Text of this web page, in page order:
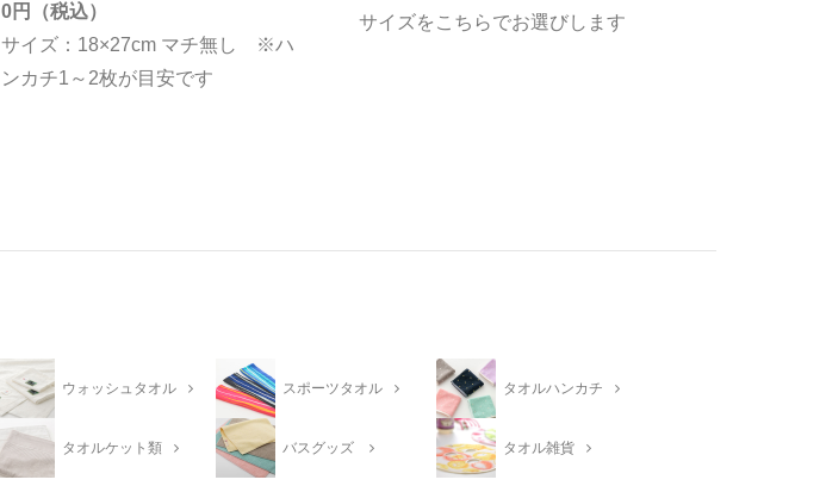
サイズ：18×27cm マチ無し ※ハ
ンカチ1～2枚が目安です
0円
サイズをこちらでお選びします
ウォッシュタオル スポーツタオル タオルハンカチ
タオルケット類 バスグッズ タオル雑貨